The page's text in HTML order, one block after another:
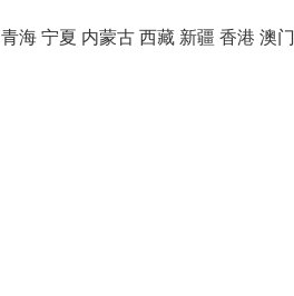
青海 宁夏 内蒙古 西藏 新疆 香港 澳门